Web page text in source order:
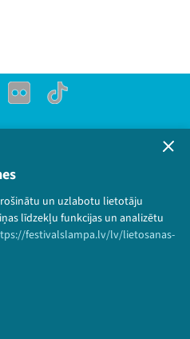
un uzlabotu lietotāju
līdzekļu funkcijas un analizētu
festivalslampa.lv/lv/lietosanas-
Flick TikTok
politika
Visas tiesības